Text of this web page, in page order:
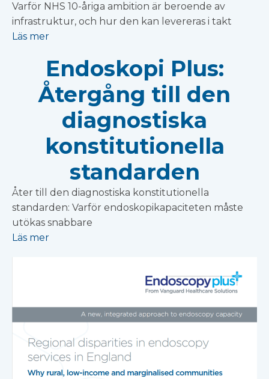
Varför NHS 10-åriga ambition är beroende av
infrastruktur, och hur den kan levereras i takt
Läs mer
Endoskopi Plus:
Återgång till den
diagnostiska
konstitutionella
standarden
Åter till den diagnostiska konstitutionella
standarden: Varför endoskopikapaciteten måste
utökas snabbare
Läs mer